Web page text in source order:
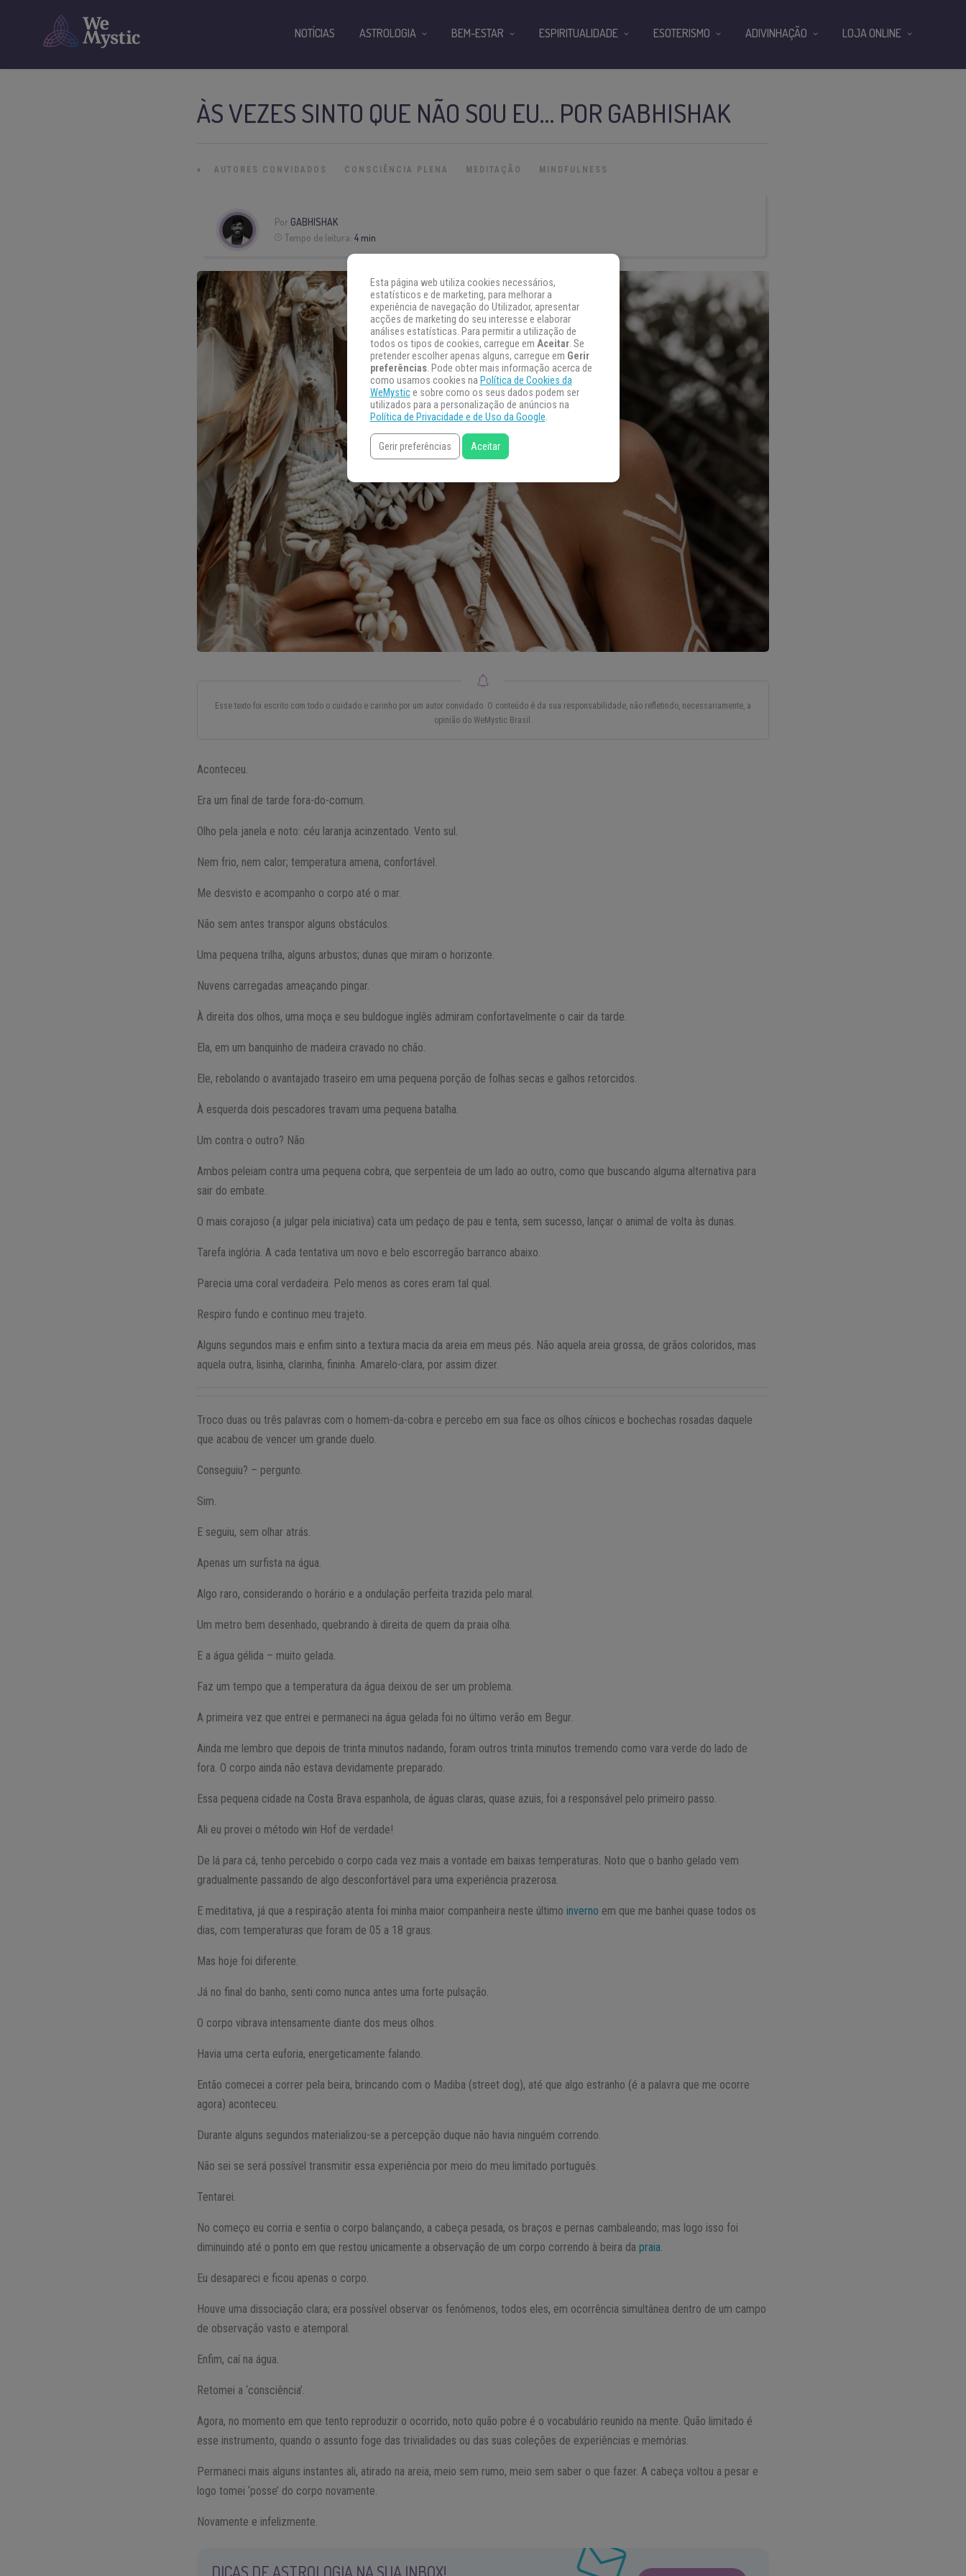
ÀS VEZES SINTO QUE NÃO SOU EU… POR GABHISHAK
» AUTORES CONVIDADOS CONSCIÊNCIA PLENA MEDITAÇÃO MINDFULNESS
Por GABHISHAK
Tempo de leitura: 4 min
Esse texto foi escrito com todo o cuidado e carinho por um autor convidado. O conteúdo é da sua responsabilidade, não refletindo, necessariamente, a
opinião do WeMystic Brasil.
Aconteceu.
Era um final de tarde fora-do-comum.
Olho pela janela e noto: céu laranja acinzentado. Vento sul.
Nem frio, nem calor; temperatura amena, confortável.
Me desvisto e acompanho o corpo até o mar.
Não sem antes transpor alguns obstáculos.
Uma pequena trilha, alguns arbustos; dunas que miram o horizonte.
Nuvens carregadas ameaçando pingar.
À direita dos olhos, uma moça e seu buldogue inglês admiram confortavelmente o cair da tarde.
Ela, em um banquinho de madeira cravado no chão.
Ele, rebolando o avantajado traseiro em uma pequena porção de folhas secas e galhos retorcidos.
À esquerda dois pescadores travam uma pequena batalha.
Um contra o outro? Não.
Ambos peleiam contra uma pequena cobra, que serpenteia de um lado ao outro, como que buscando alguma alternativa para
sair do embate.
O mais corajoso (a julgar pela iniciativa) cata um pedaço de pau e tenta, sem sucesso, lançar o animal de volta às dunas.
Tarefa inglória. A cada tentativa um novo e belo escorregão barranco abaixo.
Parecia uma coral verdadeira. Pelo menos as cores eram tal qual.
Respiro fundo e continuo meu trajeto.
Alguns segundos mais e enfim sinto a textura macia da areia em meus pés. Não aquela areia grossa, de grãos coloridos, mas
aquela outra, lisinha, clarinha, fininha. Amarelo-clara, por assim dizer.
Troco duas ou três palavras com o homem-da-cobra e percebo em sua face os olhos cínicos e bochechas rosadas daquele
que acabou de vencer um grande duelo.
Conseguiu? – pergunto.
Sim.
E seguiu, sem olhar atrás.
Apenas um surfista na água.
Algo raro, considerando o horário e a ondulação perfeita trazida pelo maral.
Um metro bem desenhado, quebrando à direita de quem da praia olha.
E a água gélida – muito gelada.
Faz um tempo que a temperatura da água deixou de ser um problema.
A primeira vez que entrei e permaneci na água gelada foi no último verão em Begur.
Ainda me lembro que depois de trinta minutos nadando, foram outros trinta minutos tremendo como vara verde do lado de
fora. O corpo ainda não estava devidamente preparado.
Essa pequena cidade na Costa Brava espanhola, de águas claras, quase azuis, foi a responsável pelo primeiro passo.
Ali eu provei o método win Hof de verdade!
De lá para cá, tenho percebido o corpo cada vez mais a vontade em baixas temperaturas. Noto que o banho gelado vem
gradualmente passando de algo desconfortável para uma experiência prazerosa.
E meditativa, já que a respiração atenta foi minha maior companheira neste últimoinverno em que me banhei quase todos os
dias, com temperaturas que foram de 05 a 18 graus.
Mas hoje foi diferente.
Já no final do banho, senti como nunca antes uma forte pulsação.
O corpo vibrava intensamente diante dos meus olhos.
Havia uma certa euforia, energeticamente falando.
Então comecei a correr pela beira, brincando com o Madiba (street dog), até que algo estranho (é a palavra que me ocorre
agora) aconteceu.
Durante alguns segundos materializou-se a percepção duque não havia ninguém correndo.
Não sei se será possível transmitir essa experiência por meio do meu limitado português.
Tentarei.
No começo eu corria e sentia o corpo balançando, a cabeça pesada, os braços e pernas cambaleando; mas logo isso foi
diminuindo até o ponto em que restou unicamente a observação de um corpo correndo à beira dapraia.
Eu desapareci e ficou apenas o corpo.
Houve uma dissociação clara; era possível observar os fenômenos, todos eles, em ocorrência simultânea dentro de um campo
de observação vasto e atemporal.
Enfim, caí na água.
Retomei a ‘consciência’.
Agora, no momento em que tento reproduzir o ocorrido, noto quão pobre é o vocabulário reunido na mente. Quão limitado é
esse instrumento, quando o assunto foge das trivialidades ou das suas coleções de experiências e memórias.
Permaneci mais alguns instantes ali, atirado na areia, meio sem rumo, meio sem saber o que fazer. A cabeça voltou a pesar e
logo tomei ‘posse’ do corpo novamente.
Novamente e infelizmente.
NOTÍCIAS ASTROLOGIA BEM-ESTAR ESPIRITUALIDADE ESOTERISMO ADIVINHAÇÃO LOJA ONLINE
Esta página web utiliza cookies necessários,
estatísticos e de marketing, para melhorar a
experiência de navegação do Utilizador, apresentar
acções de marketing do seu interesse e elaborar
análises estatísticas. Para permitir a utilização de
todos os tipos de cookies, carregue em Aceitar. Se
pretender escolher apenas alguns, carregue em Gerir
preferências. Pode obter mais informação acerca de
como usamos cookies na Política de Cookies da
WeMystice sobre como os seus dados podem ser
utilizados para a personalização de anúncios na
Política de Privacidade e de Uso da Google.
Gerir preferências Aceitar